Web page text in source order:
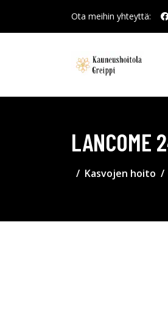
Ota meihin yhteyttä:
LANCOME
Kasvojen hoito